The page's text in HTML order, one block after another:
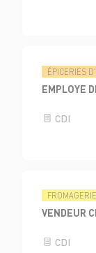
ÉPICERIES
EMPLOYE
CDI
FROMAGERIE
VENDEUR
CDI